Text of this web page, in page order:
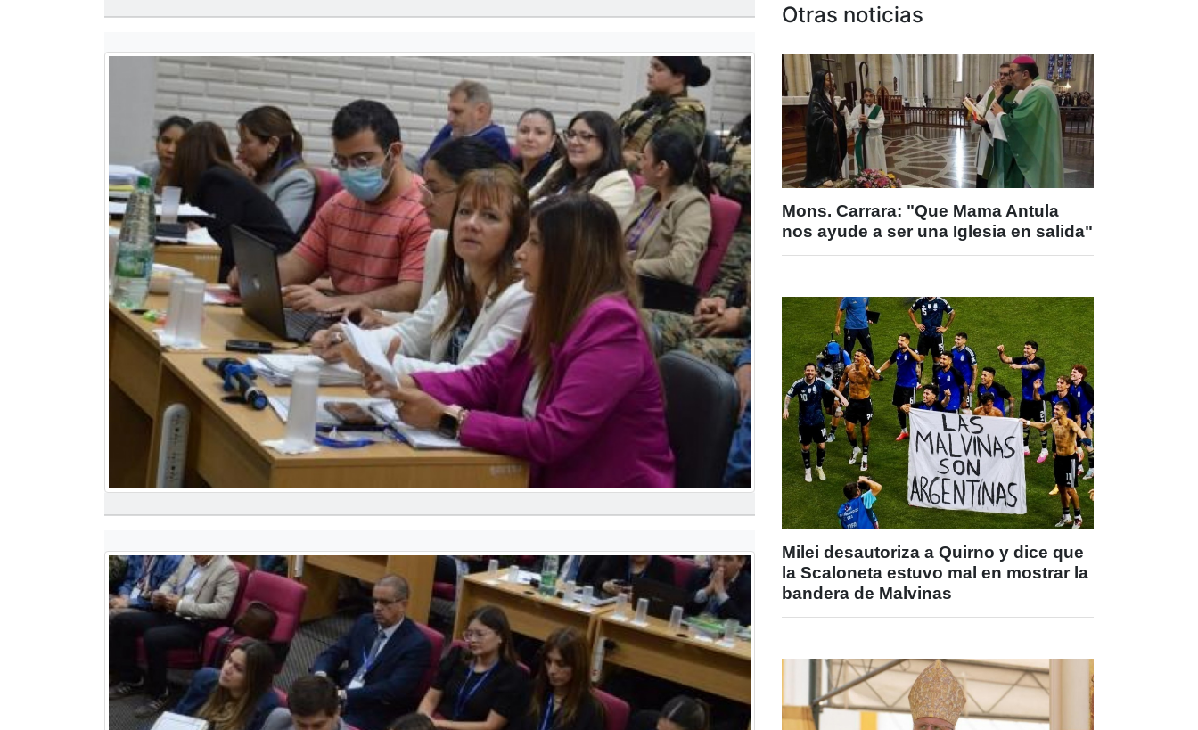
Otras noticias
Mons. Carrara: "Que Mama Antula
nos ayude a ser una Iglesia en salida"
Milei desautoriza a Quirno y dice que
la Scaloneta estuvo mal en mostrar la
bandera de Malvinas